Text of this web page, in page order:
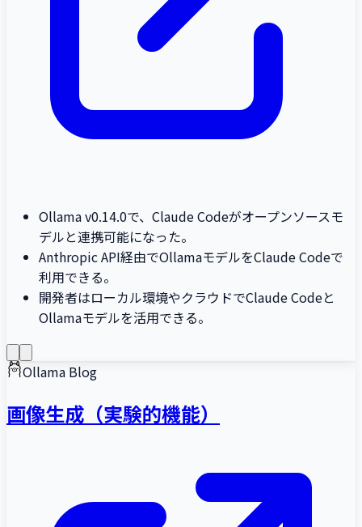
Ollama v0.14.0で、Claude Codeがオープンソースモ
デルと連携可能になった。
Anthropic API経由でOllamaモデルをClaude Codeで
利用できる。
開発者はローカル環境やクラウドでClaude Codeと
Ollamaモデルを活用できる。
Ollama Blog
画像生成（実験的機能）